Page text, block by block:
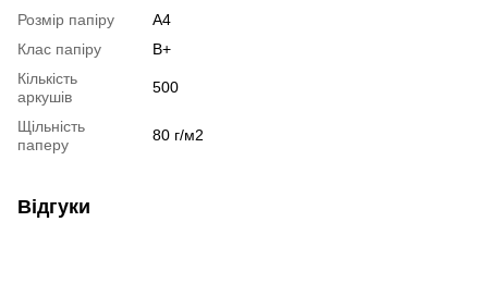
Розмір папіру
А4
Клас папіру
B+
Кількість
аркушів
500
Щільність
паперу
80 г/м2
Відгуки